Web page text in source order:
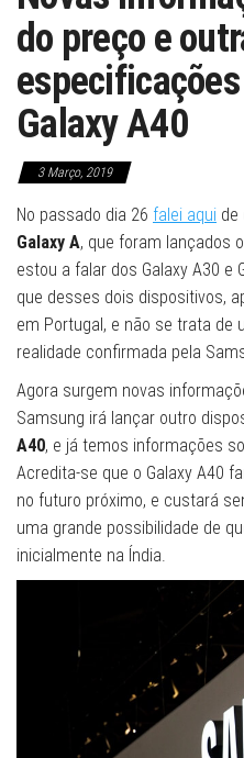
do preço e
Galaxy A40
3 Março, 2019
No passado dia 26 falei aqui de
Galaxy A, que foram lançados
estou a falar dos Galaxy A30 e
que desses dois dispositivos,
em Portugal, e não se trata de
realidade confirmada pela
Agora surgem novas
Samsung irá lançar outro
A40, e já temos informações
Acredita-se que o Galaxy A40
no futuro próximo, e custará
uma grande possibilidade de
inicialmente na Índia.